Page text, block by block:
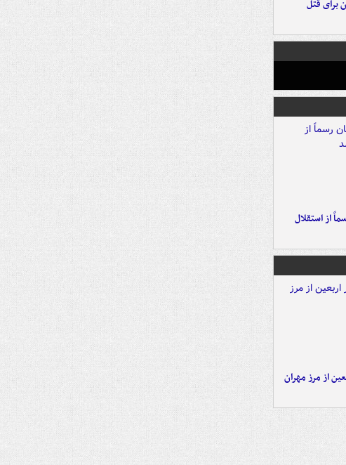
برای قتل
از استقلال
از مرز مهران